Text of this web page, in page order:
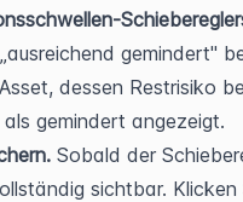
gemindert"
dessen Restrisiko
gemindert angezeigt.
Sobald der
sichtbar.